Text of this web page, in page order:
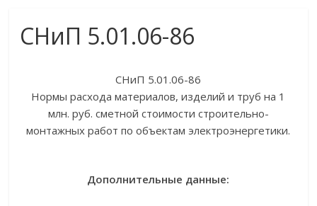
СНиП 5.01.06-86
СНиП 5.01.06-86
Нормы расхода материалов, изделий и труб на 1
млн. руб. сметной стоимости строительно-
монтажных работ по объектам электроэнергетики.
Дополнительные данные: